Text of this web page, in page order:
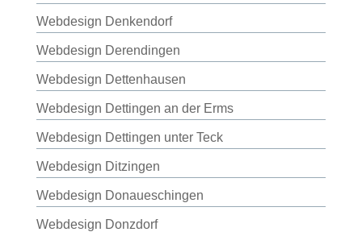
Webdesign Denkendorf
Webdesign Derendingen
Webdesign Dettenhausen
Webdesign Dettingen an der Erms
Webdesign Dettingen unter Teck
Webdesign Ditzingen
Webdesign Donaueschingen
Webdesign Donzdorf